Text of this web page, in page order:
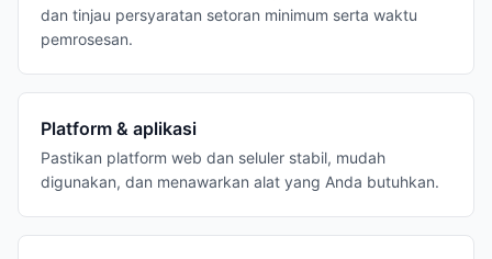
dan tinjau persyaratan setoran minimum serta waktu
pemrosesan.
Platform & aplikasi
Pastikan platform web dan seluler stabil, mudah
digunakan, dan menawarkan alat yang Anda butuhkan.